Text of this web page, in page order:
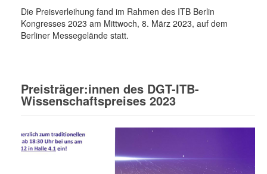
Die Preisverleihung fand im Rahmen des ITB Berlin
Kongresses 2023 am Mittwoch, 8. März 2023, auf dem
Berliner Messegelände statt.
Preisträger:innen des DGT-ITB-
Wissenschaftspreises 2023